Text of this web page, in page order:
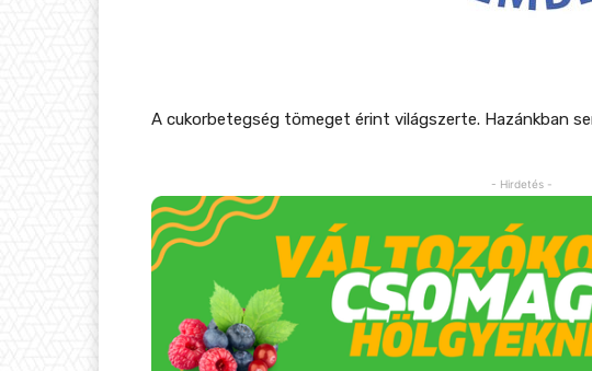
A cukorbetegség tömeget érint világszerte. Hazánkban
- Hirdetés -